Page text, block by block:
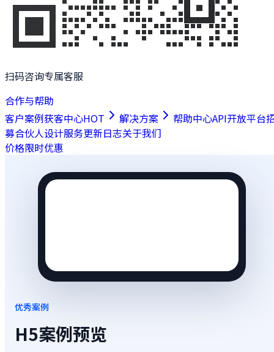
扫码咨询专属客服
合作与帮助
客户案例获客中心HOT 解决方案 帮助中心API开放平台
募合伙人设计服务更新日志关于我们
价格限时优惠
优秀案例
H5案例预览